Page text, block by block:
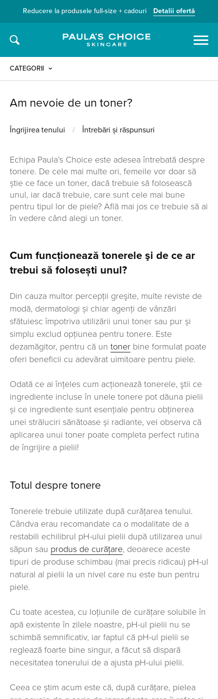
Reducere la produsele full-size + cadouri Detalii ofertă
Caută
CATEGORII
Am nevoie de un toner?
Îngrijirea tenului / Întrebări și răspunsuri
Echipa Paula’s Choice este adesea întrebată despre
tonere. De cele mai multe ori, femeile vor doar să
știe ce face un toner, dacă trebuie să folosească
unul, iar dacă trebuie, care sunt cele mai bune
pentru tipul lor de piele? Află mai jos ce trebuie să ai
în vedere când alegi un toner.
Cum funcţionează tonerele şi de ce ar
trebui să folosești unul?
Din cauza multor percepţii greşite, multe reviste de
modă, dermatologi și chiar agenți de vânzări
sfătuiesc împotriva utilizării unui toner sau pur și
simplu exclud opţiunea pentru tonere. Este
dezamăgitor, pentru că un toner bine formulat poate
oferi beneficii cu adevărat uimitoare pentru piele.
Odată ce ai înțeles cum acționează tonerele, ştii ce
ingrediente incluse în unele tonere pot dăuna pielii
și ce ingrediente sunt esențiale pentru obţinerea
unei străluciri sănătoase și radiante, vei observa că
aplicarea unui toner poate completa perfect rutina
de îngrijire a pielii!
Totul despre tonere
Tonerele trebuie utilizate după curățarea tenului.
Cândva erau recomandate ca o modalitate de a
restabili echilibrul pH-ului pielii după utilizarea unui
săpun sau produs de curăţare, deoarece aceste
tipuri de produse schimbau (mai precis ridicau) pH-ul
natural al pielii la un nivel care nu este bun pentru
piele.
Cu toate acestea, cu loţiunile de curăţare solubile în
apă existente în zilele noastre, pH-ul pielii nu se
schimbă semnificativ, iar faptul că pH-ul pielii se
reglează foarte bine singur, a făcut să dispară
necesitatea tonerului de a ajusta pH-ului pielii.
Ceea ce știm acum este că, după curățare, pielea